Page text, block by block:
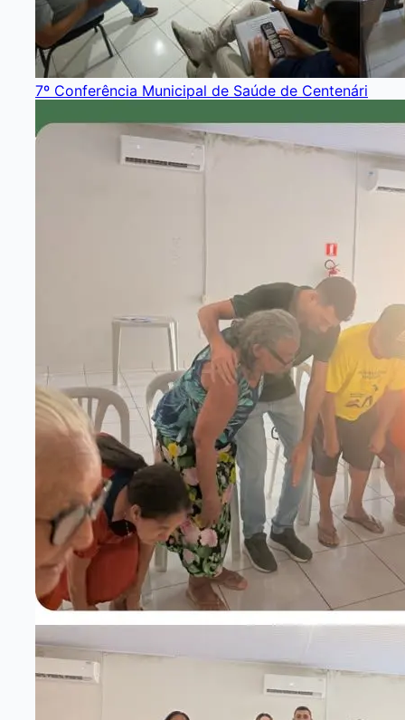
7º Conferência Municipal de Saúde de Centenári